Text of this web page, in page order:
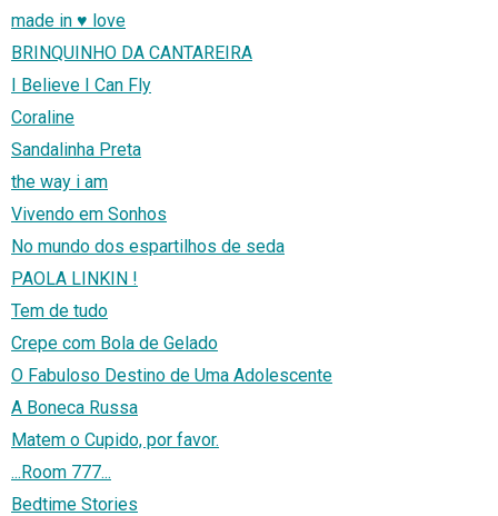
made in ♥ love
BRINQUINHO DA CANTAREIRA
I Believe I Can Fly
Coraline
Sandalinha Preta
the way i am
Vivendo em Sonhos
No mundo dos espartilhos de seda
PAOLA LINKIN !
Tem de tudo
Crepe com Bola de Gelado
O Fabuloso Destino de Uma Adolescente
A Boneca Russa
Matem o Cupido, por favor.
...Room 777...
Bedtime Stories